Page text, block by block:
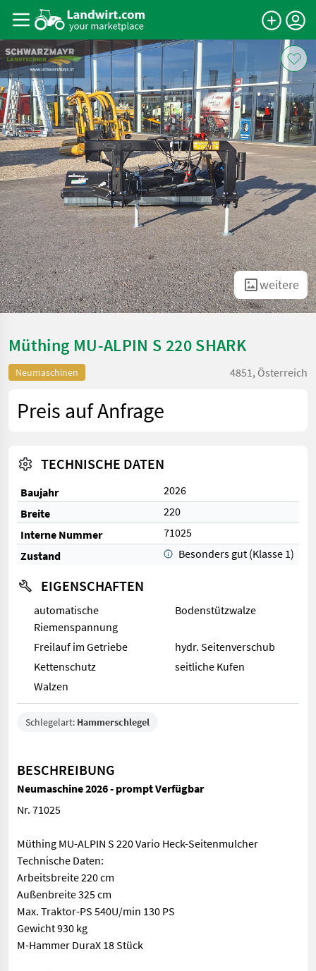
weitere
Müthing MU-ALPIN S 220 SHARK
Neumaschinen 4851, Österreich
Preis auf Anfrage
TECHNISCHE DATEN
Baujahr
2026
Breite
220
Interne Nummer
71025
Zustand
Besonders gut (Klasse 1)
EIGENSCHAFTEN
automatische
Riemenspannung
Bodenstützwalze
Freilauf im Getriebe
hydr. Seitenverschub
Kettenschutz
seitliche Kufen
Walzen
Schlegelart: Hammerschlegel
BESCHREIBUNG
Neumaschine 2026 - prompt Verfügbar
Nr. 71025
Müthing MU-ALPIN S 220 Vario Heck-Seitenmulcher
Technische Daten:
Arbeitsbreite 220 cm
Außenbreite 325 cm
Max. Traktor-PS 540U/min 130 PS
Gewicht 930 kg
M-Hammer DuraX 18 Stück